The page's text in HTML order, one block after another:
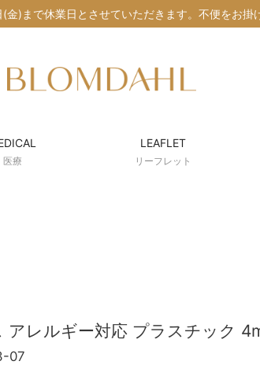
)まで休業日とさせていただきます。不便をお掛
医療
LEAFLET
リーフレット
アレルギー対応 プラスチック
07